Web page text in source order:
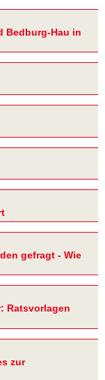
Bedburg-Hau in
gefragt - Wie
Ratsvorlagen
zur